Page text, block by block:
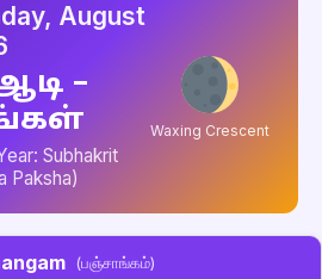
August
–
Subhakrit
Paksha)
Waxing Crescent
(பஞ்சாங்கம்)